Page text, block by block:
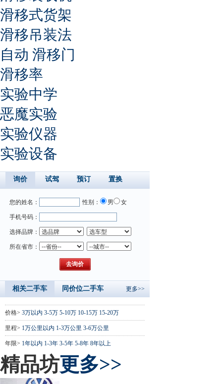
滑移式货架
滑移吊装法
自动 滑移门
滑移率
实验中学
恶魔实验
实验仪器
实验设备
询价 试驾 预订 置换
您的姓名： 性别： 男 女
手机号码：
选择品牌：
所在省市：
相关二手车 同价位二手车 更多>>
价格> 3万以内 3-5万 5-10万 10-15万 15-20万
里程> 1万公里以内 1-3万公里 3-6万公里
年限> 1年以内 1-3年 3-5年 5-8年 8年以上
精品坊更多>>